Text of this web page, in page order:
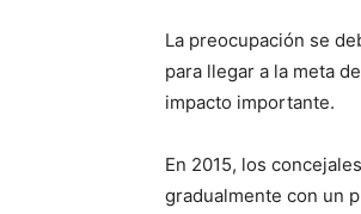
La preocupación se
para llegar a la meta
impacto importante.
En 2015, los
gradualmente con un